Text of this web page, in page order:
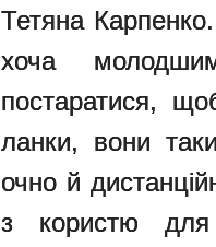
Тетяна
хоча
постаратися,
ланки, вони
очно й
з користю для